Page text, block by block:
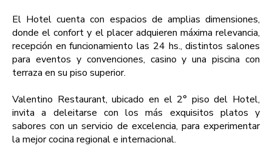
El Hotel cuenta con espacios de amplias dimensiones,
donde el confort y el placer adquieren máxima relevancia,
recepción en funcionamiento las 24 hs., distintos salones
para eventos y convenciones, casino y una piscina con
terraza en su piso superior.
Valentino Restaurant, ubicado en el 2° piso del Hotel,
invita a deleitarse con los más exquisitos platos y
sabores con un servicio de excelencia, para experimentar
la mejor cocina regional e internacional.